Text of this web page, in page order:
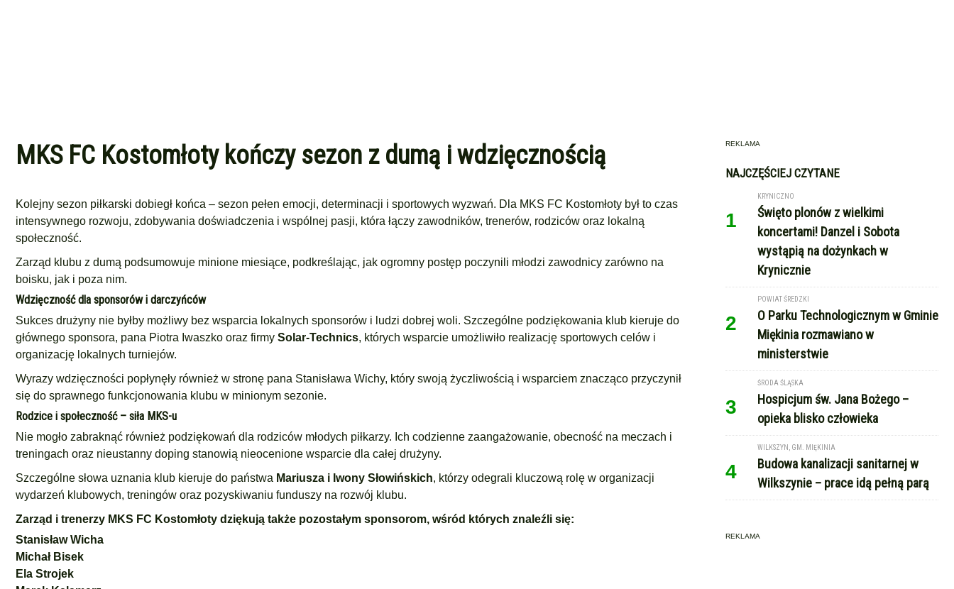
MKS FC Kostomłoty kończy sezon z dumą i wdzięcznością
Kolejny sezon piłkarski dobiegł końca – sezon pełen emocji, determinacji i sportowych wyzwań. Dla MKS FC Kostomłoty był to czas
intensywnego rozwoju, zdobywania doświadczenia i wspólnej pasji, która łączy zawodników, trenerów, rodziców oraz lokalną
społeczność.
Zarząd klubu z dumą podsumowuje minione miesiące, podkreślając, jak ogromny postęp poczynili młodzi zawodnicy zarówno na
boisku, jak i poza nim.
Wdzięczność dla sponsorów i darczyńców
Sukces drużyny nie byłby możliwy bez wsparcia lokalnych sponsorów i ludzi dobrej woli. Szczególne podziękowania klub kieruje do
głównego sponsora, pana Piotra Iwaszko oraz firmy Solar-Technics, których wsparcie umożliwiło realizację sportowych celów i
organizację lokalnych turniejów.
Wyrazy wdzięczności popłynęły również w stronę pana Stanisława Wichy, który swoją życzliwością i wsparciem znacząco przyczynił
się do sprawnego funkcjonowania klubu w minionym sezonie.
Rodzice i społeczność – siła MKS-u
Nie mogło zabraknąć również podziękowań dla rodziców młodych piłkarzy. Ich codzienne zaangażowanie, obecność na meczach i
treningach oraz nieustanny doping stanowią nieocenione wsparcie dla całej drużyny.
Szczególne słowa uznania klub kieruje do państwa Mariusza i Iwony Słowińskich, którzy odegrali kluczową rolę w organizacji
wydarzeń klubowych, treningów oraz pozyskiwaniu funduszy na rozwój klubu.
Zarząd i trenerzy MKS FC Kostomłoty dziękują także pozostałym sponsorom, wśród których znaleźli się:
Stanisław Wicha
Michał Bisek
Ela Strojek
REKLAMA
NAJCZĘŚCIEJ CZYTANE
1
KRYNICZNO
Święto plonów z wielkimi
koncertami! Danzel i Sobota
wystąpią na dożynkach w
Krynicznie
2
POWIAT ŚREDZKI
O Parku Technologicznym w Gminie
Miękinia rozmawiano w
ministerstwie
3
ŚRODA ŚLĄSKA
Hospicjum św. Jana Bożego –
opieka blisko człowieka
4
WILKSZYN, GM. MIĘKINIA
Budowa kanalizacji sanitarnej w
Wilkszynie – prace idą pełną parą
REKLAMA